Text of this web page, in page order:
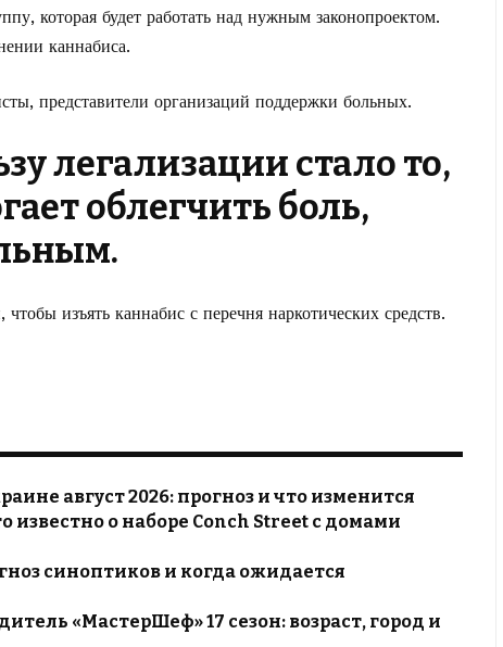
которая будет работать над нужным законопроектом.
каннабиса.
представители организаций поддержки больных.
легализации стало то,
облегчить боль,
изъять каннабис с перечня наркотических средств.
август 2026: прогноз и что изменится
известно о наборе Conch Street с домами
синоптиков и когда ожидается
«МастерШеф» 17 сезон: возраст, город и